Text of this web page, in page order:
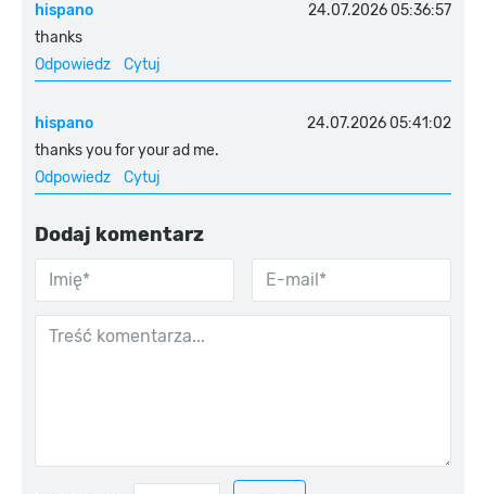
hispano
24.07.2026 05:36:57
thanks
Odpowiedz
Cytuj
hispano
24.07.2026 05:41:02
thanks you for your ad me.
Odpowiedz
Cytuj
Dodaj komentarz